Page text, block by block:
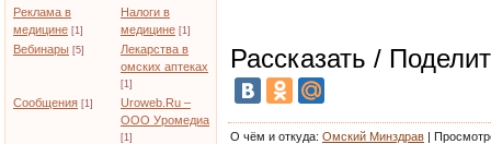
Реклама в
медицине [1]
Налоги в
медицине [1]
Вебинары [5]
Лекарства в
омских аптеках
[1]
Сообщения [1]
Uroweb.Ru –
ООО Уромедиа
[1]
Рассказать /
О чём и откуда: Омский Минздрав |